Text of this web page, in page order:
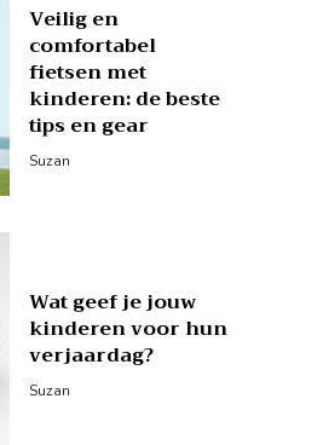
Veilig en
comfortabel
fietsen met
kinderen: de beste
tips en gear
Suzan
Wat geef je jouw
kinderen voor hun
verjaardag?
Suzan